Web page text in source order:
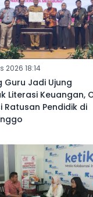
2026 18:14
Guru Jadi Ujung
Literasi Keuangan,
Ratusan Pendidik di